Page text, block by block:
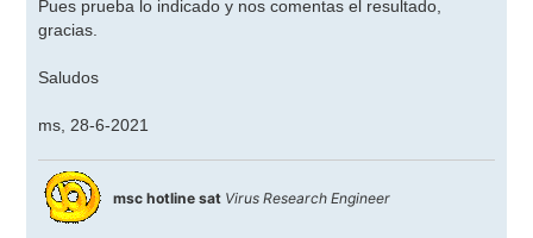
a
Pues prueba lo indicado y nos comentas el resultado,
gracias.
Saludos
ms, 28-6-2021
msc hotline sat Virus Research Engineer